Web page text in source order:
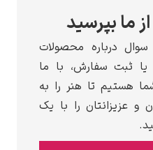
ما بپرسید
درباره محصولات
ثبت سفارش، با ما
هستیم تا هنر را به
و عزیزانتان را با یک